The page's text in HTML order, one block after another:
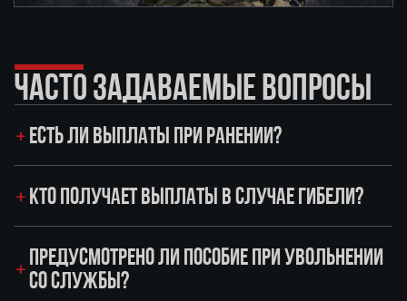
ЧАСТО ЗАДАВАЕМЫЕ ВОПРОСЫ
ЕСТЬ ЛИ ВЫПЛАТЫ ПРИ РАНЕНИИ?
КТО ПОЛУЧАЕТ ВЫПЛАТЫ В СЛУЧАЕ ГИБЕЛИ?
ПРЕДУСМОТРЕНО ЛИ ПОСОБИЕ ПРИ УВОЛЬНЕНИИ
СО СЛУЖБЫ?